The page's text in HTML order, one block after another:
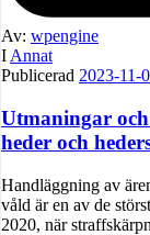
Av: wpengine
IAnnat
Publicerad 2023-11-
Utmaningar
heder och
Handläggning av
våld är en av de
2020, när